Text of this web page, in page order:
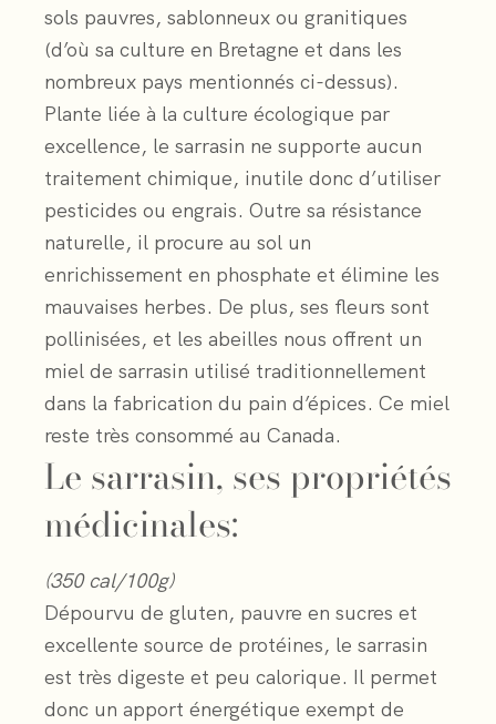
sols pauvres, sablonneux ou granitiques
(d’où sa culture en Bretagne et dans les
nombreux pays mentionnés ci-dessus).
Plante liée à la culture écologique par
excellence, le sarrasin ne supporte aucun
traitement chimique, inutile donc d’utiliser
pesticides ou engrais. Outre sa résistance
naturelle, il procure au sol un
enrichissement en phosphate et élimine les
mauvaises herbes. De plus, ses fleurs sont
pollinisées, et les abeilles nous offrent un
miel de sarrasin utilisé traditionnellement
dans la fabrication du pain d’épices. Ce miel
reste très consommé au Canada.
Le sarrasin, ses propriétés
médicinales:
(350 cal/100g)
Dépourvu de gluten, pauvre en sucres et
excellente source de protéines, le sarrasin
est très digeste et peu calorique. Il permet
donc un apport énergétique exempt de